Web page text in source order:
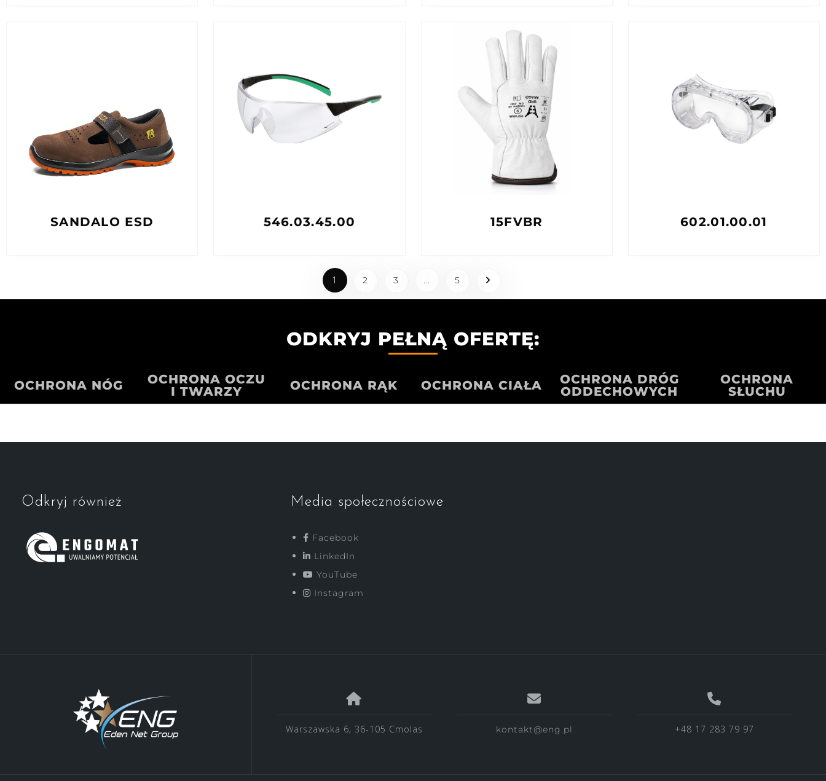
SANDALO ESD 546.03.45.00 15FVBR 602.01.00.01
1 2 3 … 5
ODKRYJ PEŁNĄ OFERTĘ:
OCHRONA NÓG
OCHRONA OCZU
I TWARZY
OCHRONA RĄK OCHRONA CIAŁA
OCHRONA DRÓG
ODDECHOWYCH
OCHRONA
SŁUCHU
Odkryj również Media społecznościowe
Facebook
LinkedIn
YouTube
Instagram
Warszawska 6; 36-105 Cmolas kontakt@eng.pl +48 17 283 79 97